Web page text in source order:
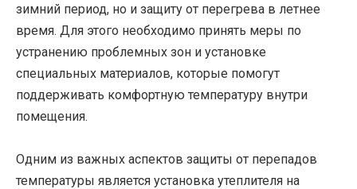
зимний период, но и защиту от перегрева в летнее
время. Для этого необходимо принять меры по
устранению проблемных зон и установке
специальных материалов, которые помогут
поддерживать комфортную температуру внутри
помещения.
Одним из важных аспектов защиты от перепадов
температуры является установка утеплителя на